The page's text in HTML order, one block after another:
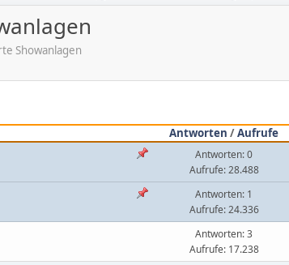
Showanlagen
Antworten /Aufrufe
Antworten: 0
Aufrufe: 28.488
Antworten: 1
Aufrufe: 24.336
Antworten: 3
Aufrufe: 17.238